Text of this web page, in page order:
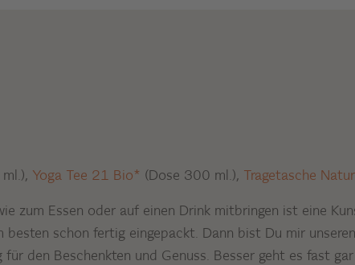
Yoga Tee 21 Bio* (Dose 300 ml.), Tragetasche
zum Essen oder auf einen Drink mitbringen ist eine
schon fertig eingepackt. Dann bist Du mir
den Beschenkten und Genuss. Besser geht es fast